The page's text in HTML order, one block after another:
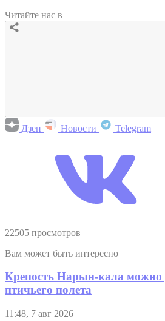
Читайте нас в
Дзен Новости Telegram
22505 просмотров
Вам может быть интересно
Крепость Нарын-кала можно
птичьего полета
11:48, 7 авг 2026